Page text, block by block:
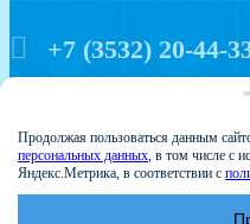
+7 (3532) 20-44-
Продолжая пользоваться данным
персональных данных, в том числе с
Яндекс.Метрика, в соответствии с